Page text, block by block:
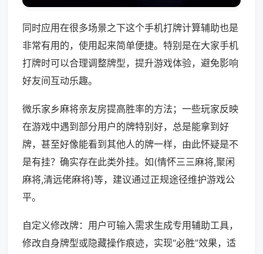
同时应用在很多场景之下这个手机打牌计算辅助也是
非常有用的，使用起来简单便捷。特别是在大家手机
打牌时可以合理调整牌型，提升游戏体验，避免影响
好友间互动乐趣。
微乐家乡麻将亲友房提高胜率的方法；一些玩家反映
在游戏中遇到部分用户的牌特别好，总是能拿到好
牌，甚至好像能看到其他人的牌一样，由此怀疑是不
是有挂？确实存在此类外挂。如(情怀三三麻将,聚闲
麻将,清远佬麻将)等，建议通过正规途径维护游戏公
平。
自定义修改牌：用户可输入需求生成专用辅助工具，
修改自身牌型或隐藏操作痕迹，实现“必胜”效果，适